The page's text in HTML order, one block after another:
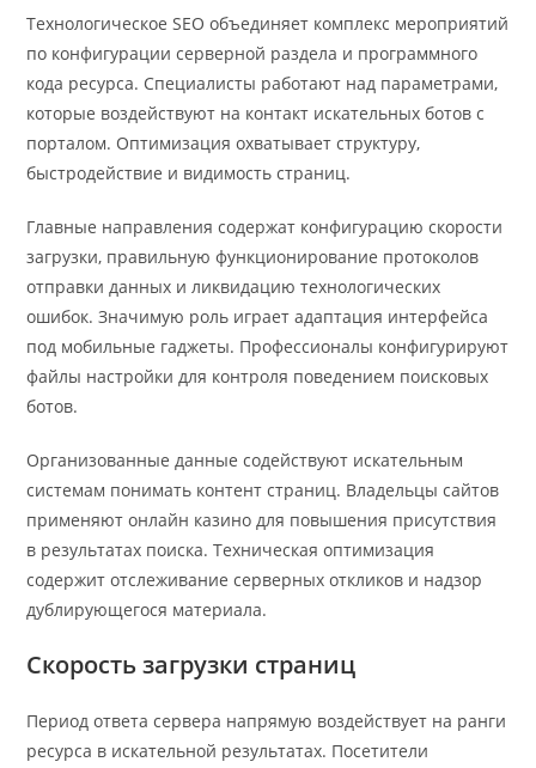
Технологическое SEO объединяет комплекс мероприятий
по конфигурации серверной раздела и программного
кода ресурса. Специалисты работают над параметрами,
которые воздействуют на контакт искательных ботов с
порталом. Оптимизация охватывает структуру,
быстродействие и видимость страниц.
Главные направления содержат конфигурацию скорости
загрузки, правильную функционирование протоколов
отправки данных и ликвидацию технологических
ошибок. Значимую роль играет адаптация интерфейса
под мобильные гаджеты. Профессионалы конфигурируют
файлы настройки для контроля поведением поисковых
ботов.
Организованные данные содействуют искательным
системам понимать контент страниц. Владельцы сайтов
применяют онлайн казино для повышения присутствия
в результатах поиска. Техническая оптимизация
содержит отслеживание серверных откликов и надзор
дублирующегося материала.
Скорость загрузки страниц
Период ответа сервера напрямую воздействует на ранги
ресурса в искательной результатах. Посетители